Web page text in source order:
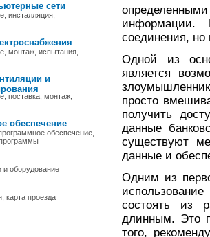
сети
инсталляция,
монтаж, испытания,
и
поставка, монтаж,
обеспечение
обеспечение,
и оборудование
карта проезда
информации.
соединения, но
Одной из
является
просто
получить
данные
существуют
данные и
Одним из
состоять из
длинным. Это
того,